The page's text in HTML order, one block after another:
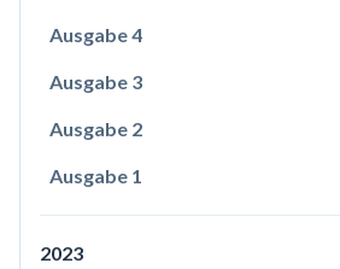
Ausgabe 4
Ausgabe 3
Ausgabe 2
Ausgabe 1
2023